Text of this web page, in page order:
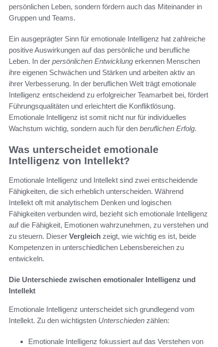
persönlichen Leben, sondern fördern auch das Miteinander in
Gruppen und Teams.
Ein ausgeprägter Sinn für emotionale Intelligenz hat zahlreiche
positive Auswirkungen auf das persönliche und berufliche
Leben. In der persönlichen Entwicklung erkennen Menschen
ihre eigenen Schwächen und Stärken und arbeiten aktiv an
ihrer Verbesserung. In der beruflichen Welt trägt emotionale
Intelligenz entscheidend zu erfolgreicher Teamarbeit bei, fördert
Führungsqualitäten und erleichtert die Konfliktlösung.
Emotionale Intelligenz ist somit nicht nur für individuelles
Wachstum wichtig, sondern auch für den beruflichen Erfolg.
Was unterscheidet emotionale
Intelligenz von Intellekt?
Emotionale Intelligenz und Intellekt sind zwei entscheidende
Fähigkeiten, die sich erheblich unterscheiden. Während
Intellekt oft mit analytischem Denken und logischen
Fähigkeiten verbunden wird, bezieht sich emotionale Intelligenz
auf die Fähigkeit, Emotionen wahrzunehmen, zu verstehen und
zu steuern. Dieser Vergleich zeigt, wie wichtig es ist, beide
Kompetenzen in unterschiedlichen Lebensbereichen zu
entwickeln.
Die Unterschiede zwischen emotionaler Intelligenz und
Intellekt
Emotionale Intelligenz unterscheidet sich grundlegend vom
Intellekt. Zu den wichtigsten Unterschieden zählen:
Emotionale Intelligenz fokussiert auf das Verstehen von